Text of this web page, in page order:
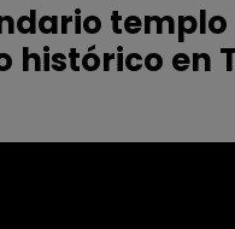
histórico en